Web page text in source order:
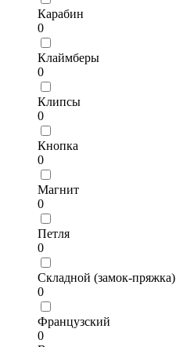
Карабин
0
Клаймберы
0
Клипсы
0
Кнопка
0
Магнит
0
Петля
0
Складной (замок-пряжка)
0
Французский
0